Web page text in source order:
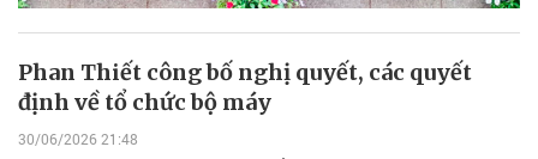
Phan Thiết công bố nghị quyết, các quyết
định về tổ chức bộ máy
30/06/2026 21:48